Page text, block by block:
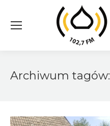
Archiwum tagów: